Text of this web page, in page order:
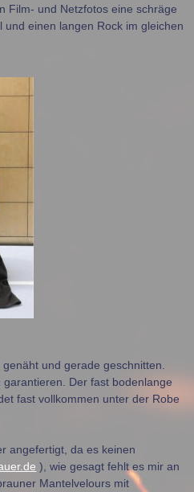
Film- und Netzfotos eine schräge
einen langen Rock im gleichen
und gerade geschnitten.
Der fast bodenlange
fast vollkommen unter der Robe
angefertigt, da es keinen
), wie gesagt fehlt es mir an
Mantelvelours mit